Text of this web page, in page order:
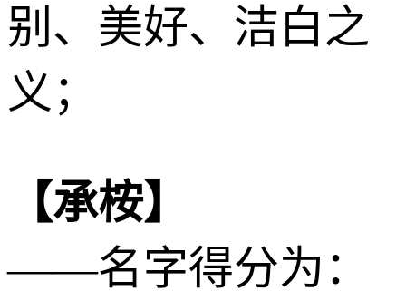
别、美好、洁白之
义；
【承桉】
——名字得分为：